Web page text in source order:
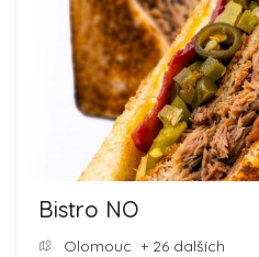
Bistro NO
Olomouc + 26 dalších